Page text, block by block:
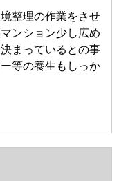
整理の作業をさせ
ンション少し広め
まっているとの事
等の養生もしっか